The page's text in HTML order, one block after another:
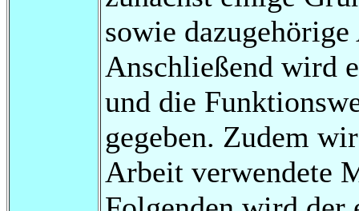
sowie
Anschließend wird
und die
gegeben. Zudem
Arbeit verwendete